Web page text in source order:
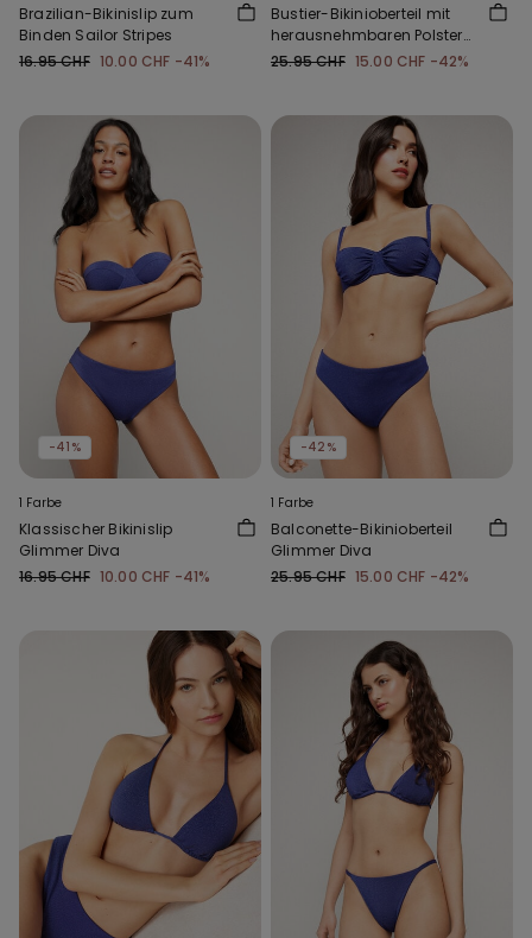
Brazilian-Bikinislip zum
Binden Sailor Stripes
16.95 CHF 10.00 CHF -41%
Bustier-Bikinioberteil mit
herausnehmbaren Polstern
Sailor Stripes
25.95 CHF 15.00 CHF -42%
-41%
1 Farbe
Klassischer Bikinislip
Glimmer Diva
16.95 CHF 10.00 CHF -41%
-42%
1 Farbe
Balconette-Bikinioberteil
Glimmer Diva
25.95 CHF 15.00 CHF -42%